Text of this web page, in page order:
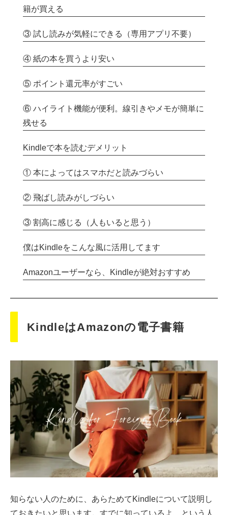
籍が買える
③ 試し読みが気軽にできる（専用アプリ不要）
④ 紙の本を買うより安い
⑤ ポイント還元率がすごい
⑥ ハイライト機能が便利。線引きやメモが簡単に
残せる
Kindleで本を読むデメリット
① 本によってはスマホだと読みづらい
② 飛ばし読みがしづらい
③ 割高に感じる（人もいると思う）
僕はKindleをこんな風に活用してます
Amazonユーザーなら、Kindleが絶対おすすめ
KindleはAmazonの電子書籍
知らない人のために、あらためてKindleについて説明し
ておきたいと思います。すでに知っているよ、という人